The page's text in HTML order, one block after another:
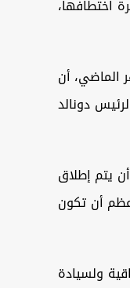
اختطافها،
جوشوا هاريس، أكد في 26 من الشهر الماضي، أن
دونالد
يتم إطلاق
أن تكون
ولسيادة